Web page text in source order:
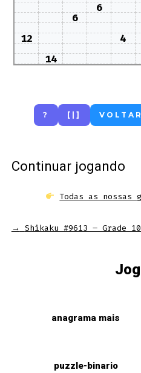
6
6
12 4
14
? [|] VOLTAR
Continuar jogando
Todas as nossas
→ Shikaku #9613 – Grade
anagrama mais
puzzle-binario